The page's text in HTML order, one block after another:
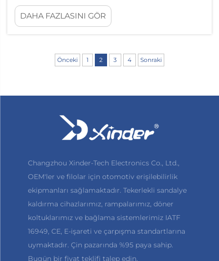
Öneme Sahiptir? Karavanlardaki elektrikli
basamaklar, günümüzde insanların güvenli
bir şekilde araçtan inip binmesini gerçekten
beşinci tekerlekli karavanlarda dışarı doğru
uzanan yüksek basamaklar bulunur; bu da
DAHA FAZLASINI GÖR
Önceki 1 2 3 4 Sonraki
Changzhou Xinder-Tech Electronics Co., Ltd.,
OEM'ler ve filolar için otomotiv erişilebilirlik
ekipmanları sağlamaktadır. Tekerlekli sandalye
kaldırma cihazlarımız, rampalarımız, döner
koltuklarımız ve bağlama sistemlerimiz IATF
16949, CE, E-işareti ve çarpışma standartlarına
uymaktadır. Çin pazarında %95 paya sahip.
Bugün bir fiyat teklifi talep edin.